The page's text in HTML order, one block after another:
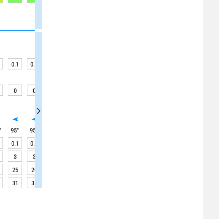
0.1 0.1
0 0
95° 95
0.1 0.1
3 3
25 20
31 31